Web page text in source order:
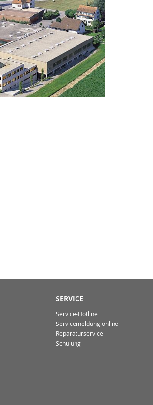
SERVICE
Service-Hotline
Servicemeldung online
Reparaturservice
Schulung